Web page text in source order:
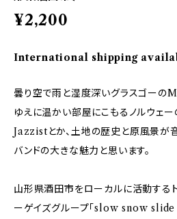
¥2,200
International shipping
曇り空で雨と湿度深いグラスゴーの
ゆえに温かい部屋にこもるノルウェ
Jazzistとか、土地の歴史と原風景が
バンドの大きな魅力と思います。
山形県酒田市をローカルに活動する
ーゲイズグループ「slow snow slide